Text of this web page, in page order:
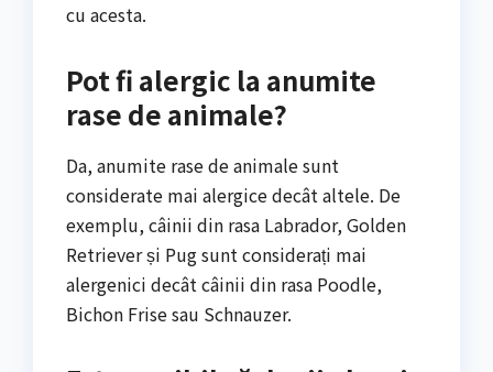
cu acesta.
Pot fi alergic la anumite
rase de animale?
Da, anumite rase de animale sunt
considerate mai alergice decât altele. De
exemplu, câinii din rasa Labrador, Golden
Retriever și Pug sunt considerați mai
alergenici decât câinii din rasa Poodle,
Bichon Frise sau Schnauzer.